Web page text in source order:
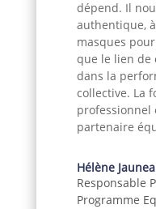
dépend. Il
authentique,
masques
que le lien de
dans la
collective. La
professionnel
partenaire
Hélène
Responsable
Programme